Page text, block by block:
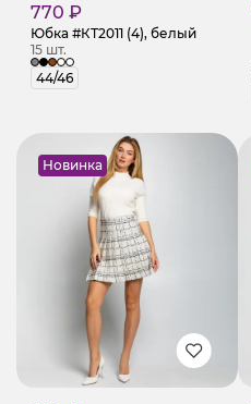
770 ₽
Юбка #КТ2011 (4), белый
15 шт.
44/46
Новинка